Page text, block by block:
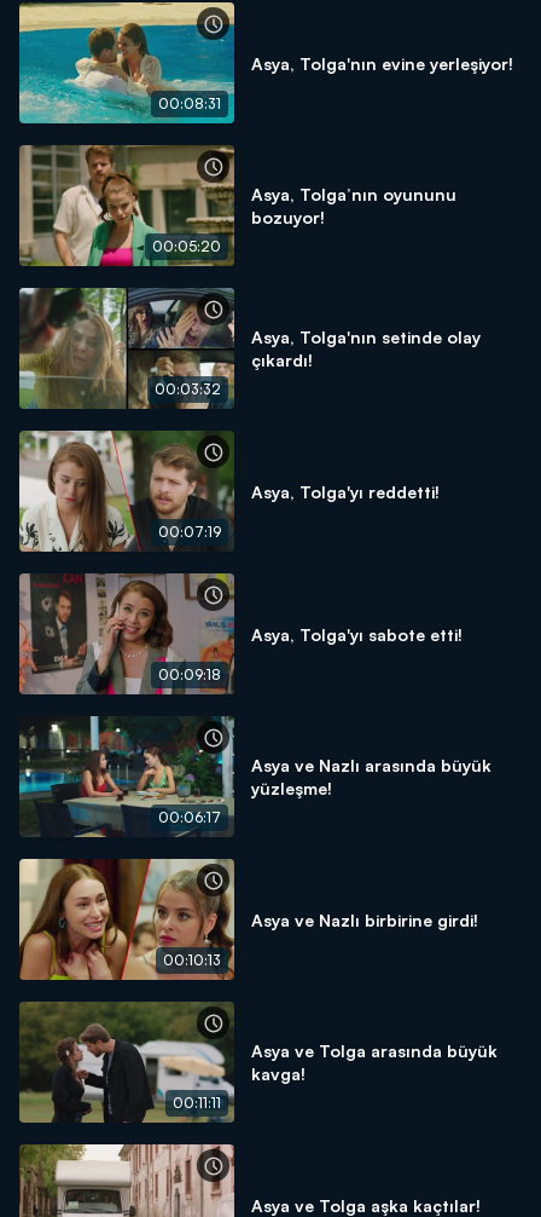
00:08:31
Asya, Tolga'nın evine yerleşiyor!
00:05:20
Asya, Tolga’nın oyununu
bozuyor!
00:03:32
Asya, Tolga'nın setinde olay
çıkardı!
00:07:19
Asya, Tolga'yı reddetti!
00:09:18
Asya, Tolga'yı sabote etti!
00:06:17
Asya ve Nazlı arasında büyük
yüzleşme!
00:10:13
Asya ve Nazlı birbirine girdi!
00:11:11
Asya ve Tolga arasında büyük
kavga!
Asya ve Tolga aşka kaçtılar!